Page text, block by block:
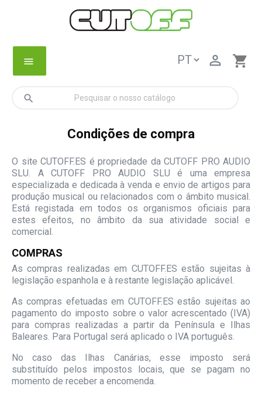
menu shopping_cart

search
Condições de compra
O site CUTOFF.ES é propriedade da CUTOFF PRO AUDIO
SLU. A CUTOFF PRO AUDIO SLU é uma empresa
especializada e dedicada à venda e envio de artigos para
produção musical ou relacionados com o âmbito musical.
Está registada em todos os organismos oficiais para
estes efeitos, no âmbito da sua atividade social e
comercial.
COMPRAS
As compras realizadas em CUTOFF.ES estão sujeitas à
legislação espanhola e à restante legislação aplicável.
As compras efetuadas em CUTOFF.ES estão sujeitas ao
pagamento do imposto sobre o valor acrescentado (IVA)
para compras realizadas a partir da Península e Ilhas
Baleares. Para Portugal será aplicado o IVA português.
No caso das Ilhas Canárias, esse imposto será
substituído pelos impostos locais, que se pagam no
momento de receber a encomenda.